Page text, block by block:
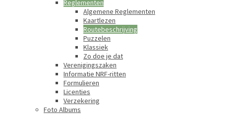
Reglementen
Algemene Reglementen
Kaartlezen
Routebeschrijving
Puzzelen
Klassiek
Zo doe je dat
Verenigingszaken
Informatie NRF-ritten
Formulieren
Licenties
Verzekering
Foto Albums